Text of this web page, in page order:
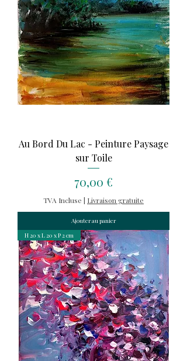
Au Bord Du Lac - Peinture Paysage
sur Toile
Prix
70,00 €
TVA Incluse | Livraison gratuite
Ajouter au panier
H 20 x L 20 x P 2 cm